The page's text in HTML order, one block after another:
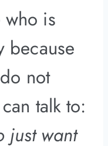
who is
not
talk to:
just want